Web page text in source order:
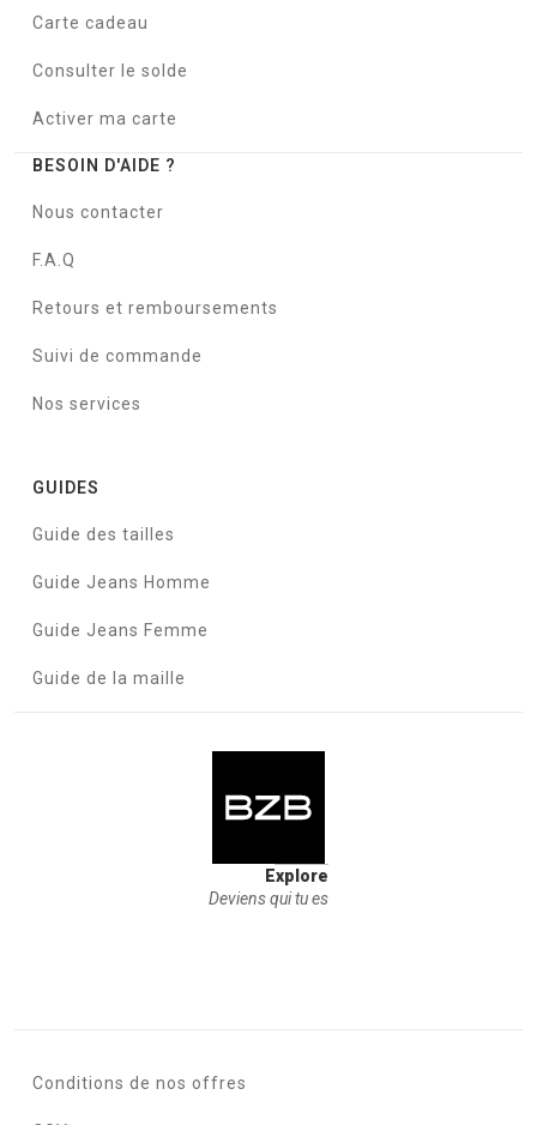
Carte cadeau
Consulter le solde
Activer ma carte
BESOIN D'AIDE ?
Nous contacter
F.A.Q
Retours et remboursements
Suivi de commande
Nos services
GUIDES
Guide des tailles
Guide Jeans Homme
Guide Jeans Femme
Guide de la maille
Explore
Deviens qui tu es
Conditions de nos offres